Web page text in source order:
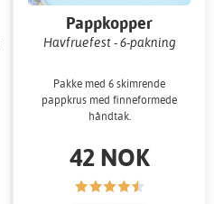
Pappkopper
Havfruefest - 6-pakning
Pakke med 6 skimrende
pappkrus med finneformede
håndtak.
42 NOK